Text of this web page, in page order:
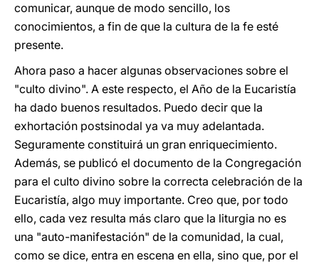
comunicar, aunque de modo sencillo, los
conocimientos, a fin de que la cultura de la fe esté
presente.
Ahora paso a hacer algunas observaciones sobre el
"culto divino". A este respecto, el Año de la Eucaristía
ha dado buenos resultados. Puedo decir que la
exhortación postsinodal ya va muy adelantada.
Seguramente constituirá un gran enriquecimiento.
Además, se publicó el documento de la Congregación
para el culto divino sobre la correcta celebración de la
Eucaristía, algo muy importante. Creo que, por todo
ello, cada vez resulta más claro que la liturgia no es
una "auto-manifestación" de la comunidad, la cual,
como se dice, entra en escena en ella, sino que, por el